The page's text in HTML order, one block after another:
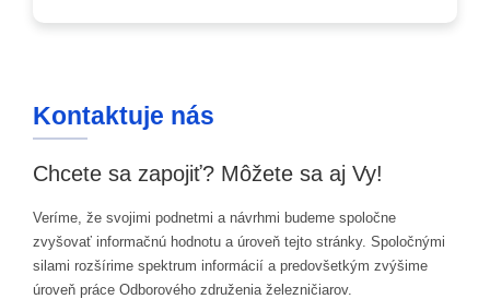
Kontaktuje nás
Chcete sa zapojiť? Môžete sa aj Vy!
Veríme, že svojimi podnetmi a návrhmi budeme spoločne
zvyšovať informačnú hodnotu a úroveň tejto stránky. Spoločnými
silami rozšírime spektrum informácií a predovšetkým zvýšime
úroveň práce Odborového združenia železničiarov.